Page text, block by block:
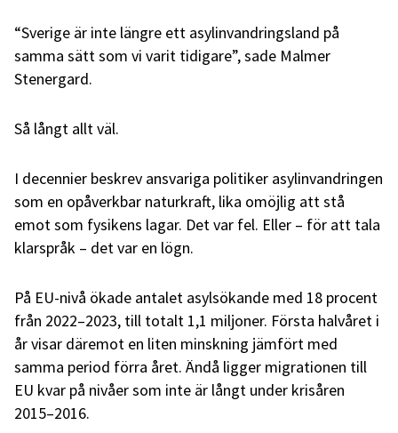
“Sverige är inte längre ett asylinvandringsland på
samma sätt som vi varit tidigare”, sade Malmer
Stenergard.
Så långt allt väl.
I decennier beskrev ansvariga politiker asylinvandringen
som en opåverkbar naturkraft, lika omöjlig att stå
emot som fysikens lagar. Det var fel. Eller – för att tala
klarspråk – det var en lögn.
På EU-nivå ökade antalet asylsökande med 18 procent
från 2022–2023, till totalt 1,1 miljoner. Första halvåret i
år visar däremot en liten minskning jämfört med
samma period förra året. Ändå ligger migrationen till
EU kvar på nivåer som inte är långt under krisåren
2015–2016.